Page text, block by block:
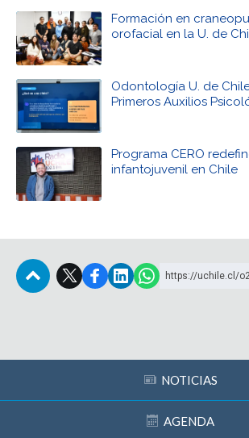
Formación en
orofacial en la U. de
Odontología U. de
Primeros Auxilios
Programa CERO
infantojuvenil en Chile
https://uchile.cl/
NOTICIAS
AGENDA